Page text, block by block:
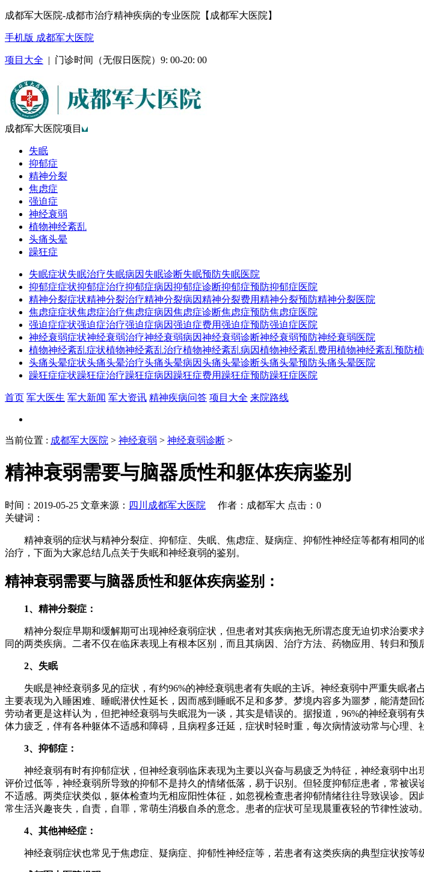
成都军大医院-成都市治疗精神疾病的专业医院【成都军大医院】
手机版 成都军大医院
项目大全 | 门诊时间（无假日医院）9: 00-20: 00
成都军大医院项目
失眠
抑郁症
精神分裂
焦虑症
强迫症
神经衰弱
植物神经紊乱
头痛头晕
躁狂症
失眠症状失眠治疗失眠病因 失眠诊断失眠预防失眠医院
抑郁症症状抑郁症治疗抑郁症病因抑郁症诊断抑郁症预防抑郁症医院
精神分裂症状精神分裂治疗精神分裂病因精神分裂费用精神分裂预防精神分裂医院
焦虑症症状焦虑症治疗焦虑症病因焦虑症诊断焦虑症预防焦虑症医院
强迫症症状强迫症治疗强迫症病因强迫症费用强迫症预防强迫症医院
神经衰弱症状神经衰弱治疗神经衰弱病因神经衰弱诊断神经衰弱预防神经衰弱医院
植物神经紊乱症状植物神经紊乱治疗植物神经紊乱病因植物神经紊乱费用植物神经紊乱预防
头痛头晕症状头痛头晕治疗头痛头晕病因头痛头晕诊断头痛头晕预防头痛头晕医院
躁狂症症状躁狂症治疗躁狂症病因 躁狂症费用 躁狂症预防躁狂症医院
首页 军大医生 军大新闻 军大资讯 精神疾病问答 项目大全 来院路线
当前位置 : 成都军大医院 > 神经衰弱 > 神经衰弱诊断 >
精神衰弱需要与脑器质性和躯体疾病鉴别
时间：2019-05-25 文章来源： 四川成都军大医院 作者：成都军大 点击：0
关键词：
精神衰弱的症状与精神分裂症、抑郁症、失眠、焦虑症、疑病症、抑郁性神经症等都有相同的
治疗，下面为大家总结几点关于失眠和神经衰弱的鉴别。
精神衰弱需要与脑器质性和躯体疾病鉴别：
1、精神分裂症：
精神分裂症早期和缓解期可出现神经衰弱症状，但患者对其疾病抱无所谓态度无迫切求治要求
同的两类疾病。二者不仅在临床表现上有根本区别，而且其病因、治疗方法、药物应用、转归和
2、失眠
失眠是神经衰弱多见的症状，有约96%的神经衰弱患者有失眠的主诉。神经衰弱中严重失眠者
主要表现为入睡困难、睡眠潜伏性延长，因而感到睡眠不足和多梦。梦境内容多为噩梦，能清楚
劳动者更是这样认为，但把神经衰弱与失眠混为一谈，其实是错误的。据报道，96%的神经衰弱
体力疲乏，伴有各种躯体不适感和障碍，且病程多迁延，症状时轻时重，每次病情波动常与心理、
3、抑郁症：
神经衰弱有时有抑郁症状，但神经衰弱临床表现为主要以兴奋与易疲乏为特征，神经衰弱中出
评价过低等，神经衰弱所导致的抑郁不是持久的情绪低落，易于识别。但轻度抑郁症患者，常被
不适感。两类症状类似，躯体检查均无相应阳性体征，如忽视检查患者抑郁情绪往往导致误诊。
常生活兴趣丧失，自责，自罪，常萌生消极自杀的意念。患者的症状可呈现晨重夜轻的节律性波动
4、其他神经症：
神经衰弱症状也常见于焦虑症、疑病症、抑郁性神经症等，若患者有这类疾病的典型症状按等